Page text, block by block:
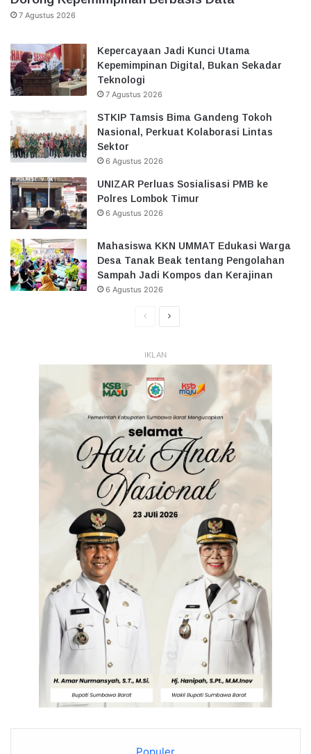
7 Agustus 2026
Kepercayaan Jadi Kunci Utama
Kepemimpinan Digital, Bukan Sekadar
Teknologi
7 Agustus 2026
STKIP Tamsis Bima Gandeng Tokoh
Nasional, Perkuat Kolaborasi Lintas
Sektor
6 Agustus 2026
UNIZAR Perluas Sosialisasi PMB ke
Polres Lombok Timur
6 Agustus 2026
Mahasiswa KKN UMMAT Edukasi Warga
Desa Tanak Beak tentang Pengolahan
Sampah Jadi Kompos dan Kerajinan
6 Agustus 2026
HalamanHalaman
IKLAN
Populer